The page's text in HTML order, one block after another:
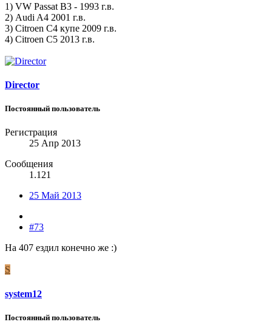
1) VW Passat B3 - 1993 г.в.
2) Аudi A4 2001 г.в.
3) Сitroen C4 купе 2009 г.в.
4) Сitroen C5 2013 г.в.
Director
Постоянный пользователь
Регистрация
25 Апр 2013
Сообщения
1.121
25 Май 2013
#73
На 407 ездил конечно же :)
S
system12
Постоянный пользователь